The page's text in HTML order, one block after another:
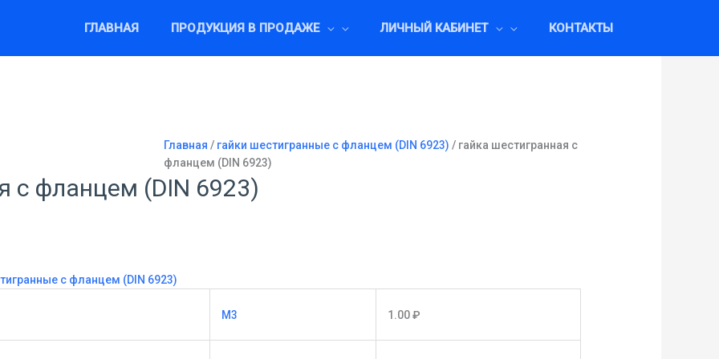
ГЛАВНАЯ ПРОДУКЦИЯ В ПРОДАЖЕ ЛИЧНЫЙ КАБИНЕТ КОНТАКТЫ
Главная / гайки шестигранные с фланцем (DIN 6923) / гайка шестигранная с
фланцем (DIN 6923)
с фланцем (DIN 6923)
с фланцем (DIN 6923)
М3 1.00₽